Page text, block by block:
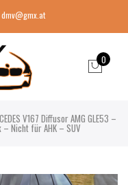
dmv@gmx.at
0
V167 Diffusor AMG GLE53 –
Nicht für AHK – SUV